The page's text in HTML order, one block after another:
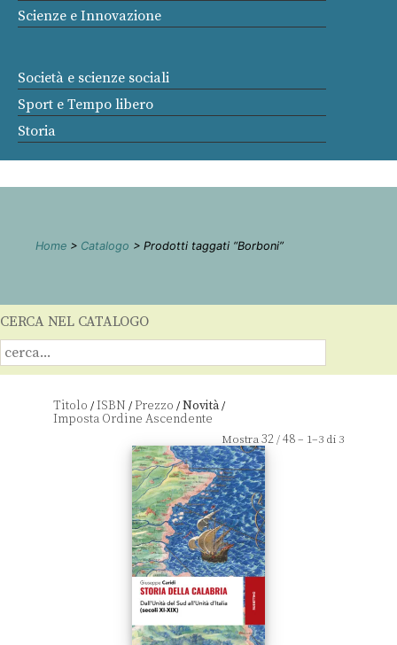
Scienze e Innovazione
Società e scienze sociali
Sport e Tempo libero
Storia
Home > Catalogo > Prodotti taggati “Borboni”
CERCA NEL CATALOGO
Titolo /ISBN /Prezzo /Novità/
Mostra32/48– 1–3 di 3